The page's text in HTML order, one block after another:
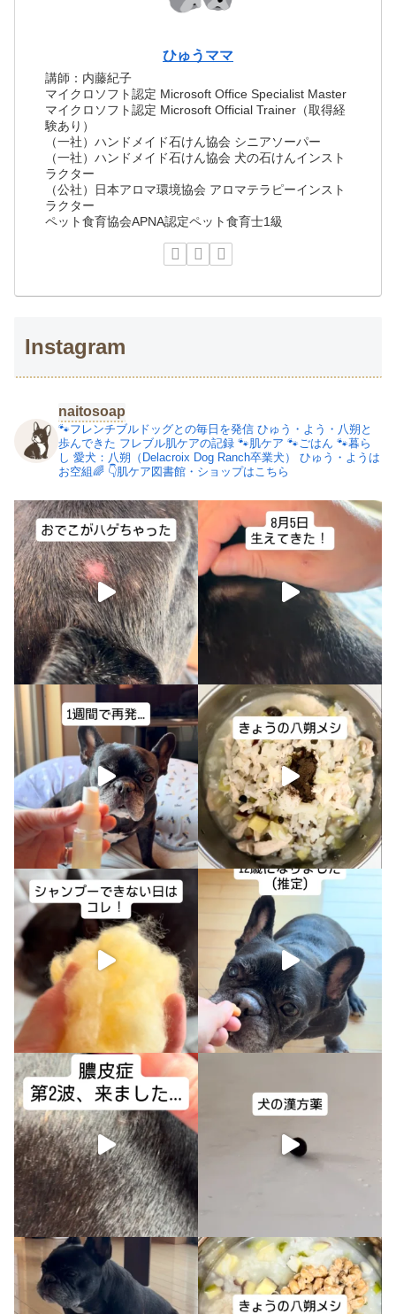
ひゅうママ
講師：内藤紀子
マイクロソフト認定 Microsoft Office Specialist Master
マイクロソフト認定 Microsoft Official Trainer（取得経
験あり）
（一社）ハンドメイド石けん協会 シニアソーパー
（一社）ハンドメイド石けん協会 犬の石けんインスト
ラクター
（公社）日本アロマ環境協会 アロマテラピーインスト
ラクター
ペット食育協会APNA認定ペット食育士1級
Instagram
naitosoap
🐾フレンチブルドッグとの毎日を発信 ひゅう・よう・八朔と
歩んできた フレブル肌ケアの記録 🐾肌ケア 🐾ごはん 🐾暮ら
し 愛犬：八朔（Delacroix Dog Ranch卒業犬）
ひゅう・ようは
お空組🌈 👇肌ケア図書館・ショップはこちら